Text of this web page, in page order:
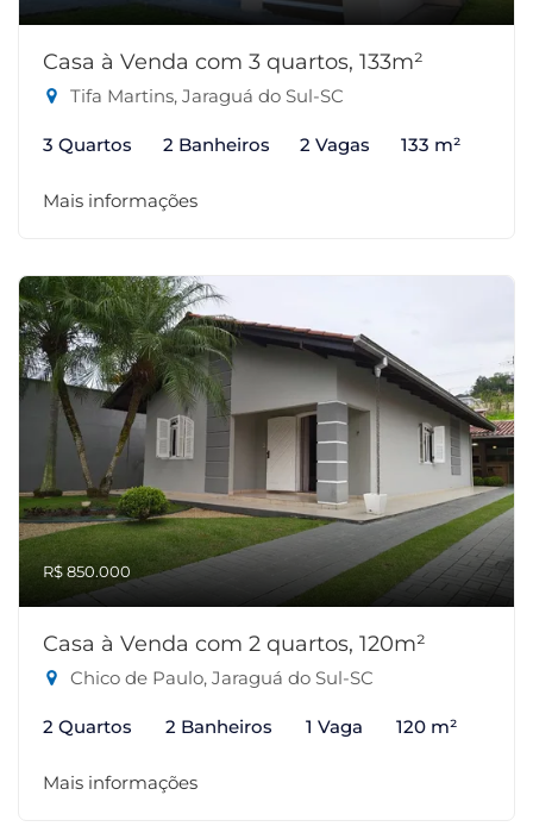
Casa à Venda com 3 quartos, 133m²
Tifa Martins, Jaraguá do Sul-SC
3 Quartos 2 Banheiros 2 Vagas 133 m²
Mais informações
R$ 850.000
Casa à Venda com 2 quartos, 120m²
Chico de Paulo, Jaraguá do Sul-SC
2 Quartos 2 Banheiros 1 Vaga 120 m²
Mais informações